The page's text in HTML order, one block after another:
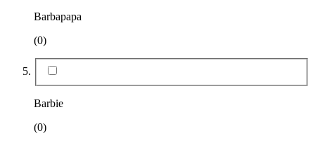
Barbapapa
(0)
Barbie
(0)